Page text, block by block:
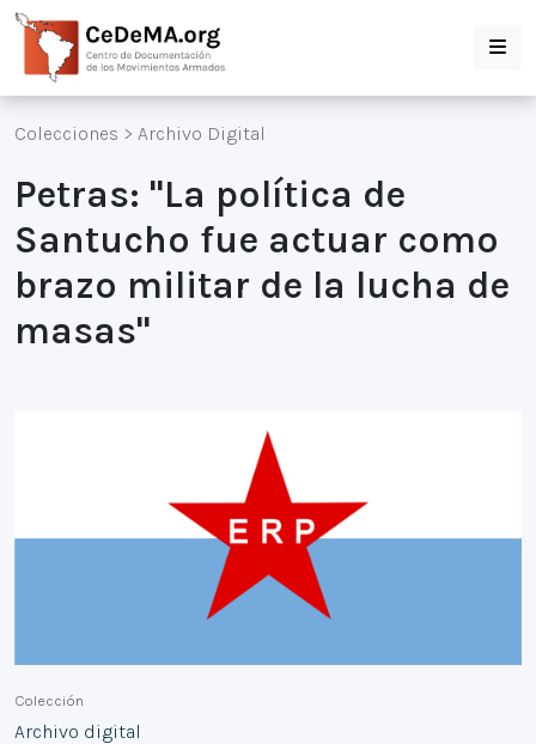
Colecciones > Archivo Digital
Petras: "La política de
Santucho fue actuar como
brazo militar de la lucha de
masas"
Colección
Archivo digital